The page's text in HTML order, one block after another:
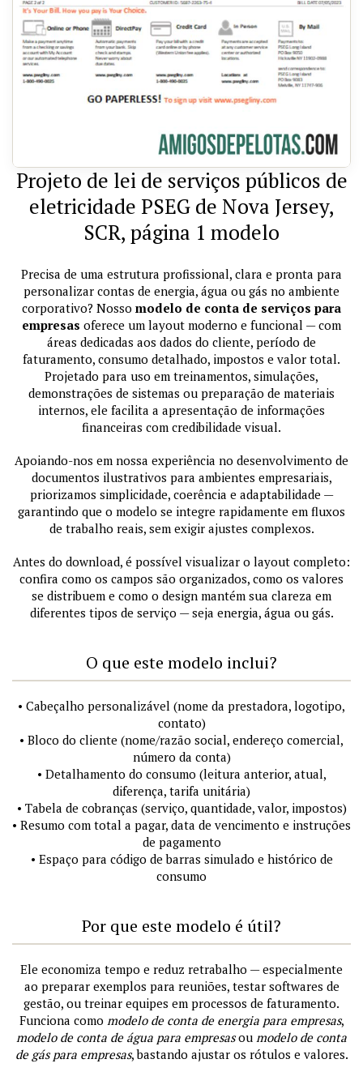
Projeto de lei de serviços públicos de
eletricidade PSEG de Nova Jersey,
SCR, página 1 modelo
Precisa de uma estrutura profissional, clara e pronta para
personalizar contas de energia, água ou gás no ambiente
corporativo? Nosso modelo de conta de serviços para
empresas oferece um layout moderno e funcional — com
áreas dedicadas aos dados do cliente, período de
faturamento, consumo detalhado, impostos e valor total.
Projetado para uso em treinamentos, simulações,
demonstrações de sistemas ou preparação de materiais
internos, ele facilita a apresentação de informações
financeiras com credibilidade visual.
Apoiando-nos em nossa experiência no desenvolvimento de
documentos ilustrativos para ambientes empresariais,
priorizamos simplicidade, coerência e adaptabilidade —
garantindo que o modelo se integre rapidamente em fluxos
de trabalho reais, sem exigir ajustes complexos.
Antes do download, é possível visualizar o layout completo:
confira como os campos são organizados, como os valores
se distribuem e como o design mantém sua clareza em
diferentes tipos de serviço — seja energia, água ou gás.
O que este modelo inclui?
• Cabeçalho personalizável (nome da prestadora, logotipo,
contato)
• Bloco do cliente (nome/razão social, endereço comercial,
número da conta)
• Detalhamento do consumo (leitura anterior, atual,
diferença, tarifa unitária)
• Tabela de cobranças (serviço, quantidade, valor, impostos)
• Resumo com total a pagar, data de vencimento e instruções
de pagamento
• Espaço para código de barras simulado e histórico de
consumo
Por que este modelo é útil?
Ele economiza tempo e reduz retrabalho — especialmente
ao preparar exemplos para reuniões, testar softwares de
gestão, ou treinar equipes em processos de faturamento.
Funciona como modelo de conta de energia para empresas,
modelo de conta de água para empresasou modelo de conta
de gás para empresas, bastando ajustar os rótulos e valores.